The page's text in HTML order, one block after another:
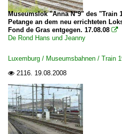
Museumslok "Anna N°9" des "Train
Petange an dem neu errichteten
Fond de Gras entgegen. 17.08.08 
De Rond Hans und Jeanny
Luxemburg / Museumsbahnen / Train
 2116. 19.08.2008